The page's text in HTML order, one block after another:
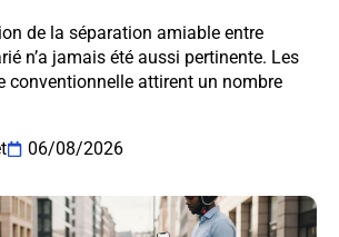
de la séparation amiable entre
n’a jamais été aussi pertinente. Les
conventionnelle attirent un nombre
06/08/2026